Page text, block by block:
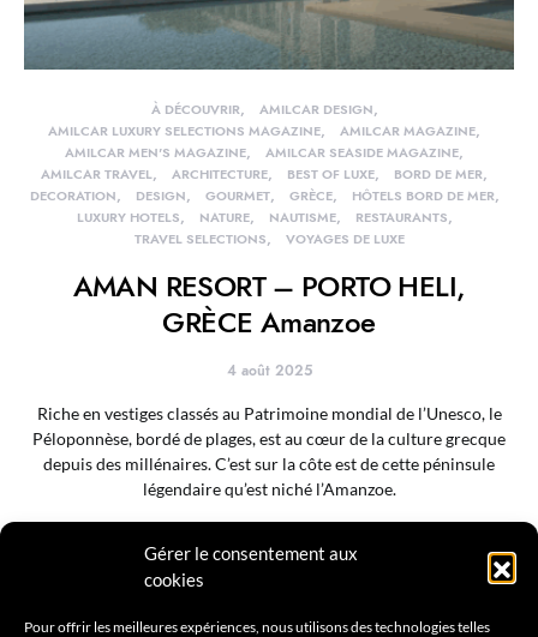
Gérer le consentement aux
cookies
Pour offrir les meilleures expériences, nous utilisons des technologies telles
À DÉCOUVRIR
AMILCAR DESIGN
AMILCAR LUXURY SELECTIONS MAGAZINE
AMILCAR MAGAZINE
AMILCAR MEN'S MAGAZINE
AMILCAR SEASIDE MAGAZINE
AMILCAR TRAVEL
ARCHITECTURE BEST OF LUXE
BORD DE MER
DECORATION
DESIGN GOURMET GRÈCE
HÔTELS BORD DE MER
LUXURY HOTELS
NATURE NAUTISME
RESTAURANTS
TRAVEL SELECTIONS
VOYAGES DE LUXE
AMAN RESORT – PORTO HELI,
GRÈCE Amanzoe
4 août 2025
Riche en vestiges classés au Patrimoine mondial de l’Unesco, le
Péloponnèse, bordé de plages, est au cœur de la culture grecque
depuis des millénaires. C’est sur la côte est de cette péninsule
légendaire qu’est niché l’Amanzoe.
Lire la suite